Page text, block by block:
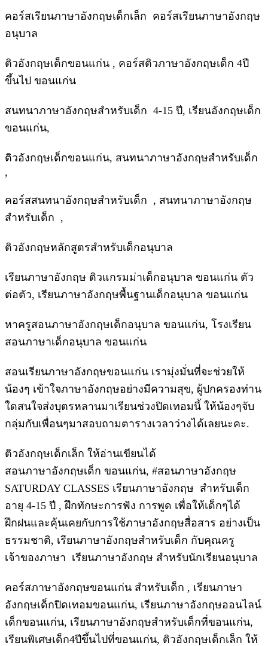
คอร์สเรียนภาษาอังกฤษเด็กเล็ก คอร์สเรียนภาษาอังกฤษ
อนุบาล
ติวอังกฤษเด็กขอนแก่น , คอร์สติวภาษาอังกฤษเด็ก 4ปี
ขึ้นไป ขอนแก่น
สนทนาภาษาอังกฤษสำหรับเด็ก 4-15 ปี, เรียนอังกฤษเด็ก
ขอนแก่น,
ติวอังกฤษเด็กขอนแก่น, สนทนาภาษาอังกฤษสำหรับเด็ก
,
คอร์สสนทนาอังกฤษสำหรับเด็ก , สนทนาภาษาอังกฤษ
สำหรับเด็ก ,
ติวอังกฤษหลักสูตรสำหรับเด็กอนุบาล
เรียนภาษาอังกฤษ ติวแกรมม่าเด็กอนุบาล ขอนแก่น ตัว
ต่อตัว, เรียนภาษาอังกฤษพื้นฐานเด็กอนุบาล ขอนแก่น
หาครูสอนภาษาอังกฤษเด็กอนุบาล ขอนแก่น, โรงเรียน
สอนภาษาเด็กอนุบาล ขอนแก่น
สอนเรียนภาษาอังกฤษขอนแก่น เรามุ่งมั่นที่จะช่วยให้
น้องๆ เข้าใจภาษาอังกฤษอย่างมีความสุข, ผู้ปกครองท่าน
ใดสนใจส่งบุตรหลานมาเรียนช่วงปิดเทอมนี้ ให้น้องๆจับ
กลุ่มกับเพื่อนๆมาสอบถามตารางเวลาว่างได้เลยนะคะ.
ติวอังกฤษเด็กเล็ก ให้อ่านเขียนได้
สอนภาษาอังกฤษเด็ก ขอนแก่น, #สอนภาษาอังกฤษ
SATURDAY CLASSES เรียนภาษาอังกฤษ สำหรับเด็ก
อายุ 4-15 ปี , ฝึกทักษะการฟัง การพูด เพื่อให้เด็กๆได้
ฝึกฝนและคุ้นเคยกับการใช้ภาษาอังกฤษสื่อสาร อย่างเป็น
ธรรมชาติ, เรียนภาษาอังกฤษสำหรับเด็ก กับคุณครู
เจ้าของภาษา เรียนภาษาอังกฤษ สำหรับนักเรียนอนุบาล
คอร์สภาษาอังกฤษขอนแก่น สำหรับเด็ก , เรียนภาษา
อังกฤษเด็กปิดเทอมขอนแก่น, เรียนภาษาอังกฤษออนไลน์
เด็กขอนแก่น, เรียนภาษาอังกฤษสำหรับเด็กที่ขอนแก่น,
เรียนพิเศษเด็ก4ปีขึ้นไปที่ขอนแก่น, ติวอังกฤษเด็กเล็ก ให้